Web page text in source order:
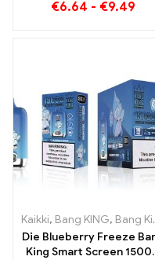
Kertakäyttöinen E-savuke
€6.64 - €9.49
Kaikki, Bang KING, Bang King Smart Screen 15000 Pullistaa
Die Blueberry Freeze
King Smart Screen